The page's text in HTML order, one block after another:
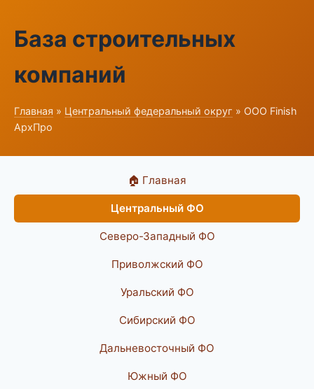
База строительных
компаний
Главная » Центральный федеральный округ » ООО Finish
АрхПро
🏠 Главная
Центральный ФО
Северо-Западный ФО
Приволжский ФО
Уральский ФО
Сибирский ФО
Дальневосточный ФО
Южный ФО